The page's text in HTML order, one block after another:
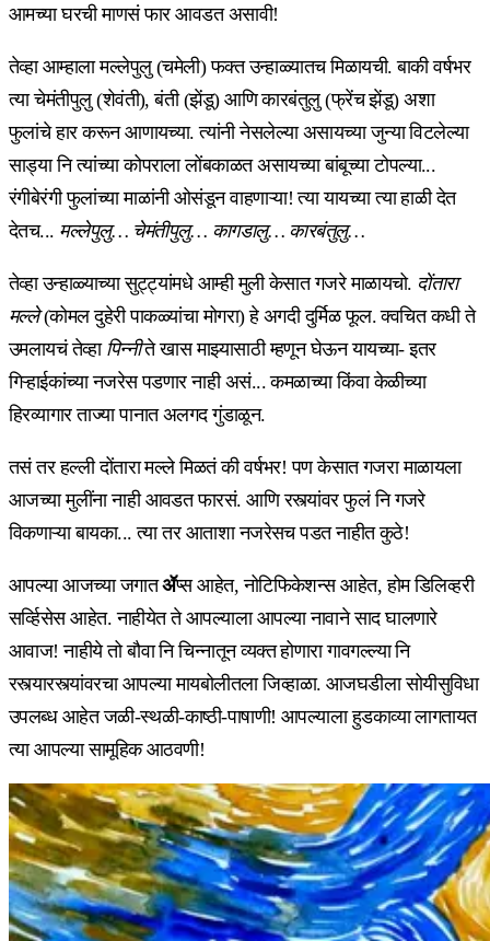
आमच्या घरची माणसं फार आवडत असावी!
तेव्हा आम्हाला मल्लेपुलु (चमेली) फक्त उन्हाळ्यातच मिळायची. बाकी वर्षभर
त्या चेमंतीपुलु (शेवंती), बंती (झेंडू) आणि कारबंतुलु (फ्रेंच झेंडू) अशा
फुलांचे हार करून आणायच्या. त्यांनी नेसलेल्या असायच्या जुन्या विटलेल्या
साड्या नि त्यांच्या कोपराला लोंबकाळत असायच्या बांबूच्या टोपल्या...
रंगीबेरंगी फुलांच्या माळांनी ओसंडून वाहणाऱ्या! त्या यायच्या त्या हाळी देत
देतच... मल्लेपुलु… चेमंतीपुलु… कागडालु… कारबंतुलु…
तेव्हा उन्हाळ्याच्या सुट्ट्यांमधे आम्ही मुली केसात गजरे माळायचो. दोंतारा
मल्ले(कोमल दुहेरी पाकळ्यांचा मोगरा) हे अगदी दुर्मिळ फूल. क्वचित कधी ते
उमलायचं तेव्हा पिन्नीते खास माझ्यासाठी म्हणून घेऊन यायच्या- इतर
गिऱ्हाईकांच्या नजरेस पडणार नाही असं... कमळाच्या किंवा केळीच्या
हिरव्यागार ताज्या पानात अलगद गुंडाळून.
तसं तर हल्ली दोंतारा मल्ले मिळतं की वर्षभर! पण केसात गजरा माळायला
आजच्या मुलींना नाही आवडत फारसं. आणि रस्त्यांवर फुलं नि गजरे
विकणाऱ्या बायका... त्या तर आताशा नजरेसच पडत नाहीत कुठे!
आपल्या आजच्या जगातॲप्स आहेत, नोटिफिकेशन्स आहेत, होम डिलिव्हरी
सर्व्हिसेस आहेत. नाहीयेत ते आपल्याला आपल्या नावाने साद घालणारे
आवाज! नाहीये तो बौवा नि चिन्नातून व्यक्त होणारा गावगल्ल्या नि
रस्त्यारस्त्यांवरचा आपल्या मायबोलीतला जिव्हाळा. आजघडीला सोयीसुविधा
उपलब्ध आहेत जळी-स्थळी-काष्ठी-पाषाणी! आपल्याला हुडकाव्या लागतायत
त्या आपल्या सामूहिक आठवणी!